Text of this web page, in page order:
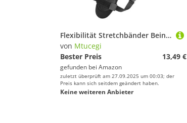
Flexibilität Stretchbänder Beinstierbarrband Verstellbare Übungsbänder Fußstreckgürtel Für Fitnessstudio Haus Und Multifunktionales Dehnungsbeinbein Und Wadenbetrieb Freien Freien
von Mtucegi
Bester Preis
13,49 €
gefunden bei Amazon
zuletzt überprüft am 27.09.2025 um 00:03; der
Preis kann sich seitdem geändert haben.
Keine weiteren Anbieter